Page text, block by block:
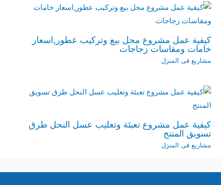
كيفية عمل مشروع محل بيع وتركيب عطور,اسعار
خامات ومقاسات زجاجات
مشاريع فى المنزل
كيفية عمل مشروع تعبئة وتعليب عسل النحل طرق
تسويق المنتج
مشاريع فى المنزل